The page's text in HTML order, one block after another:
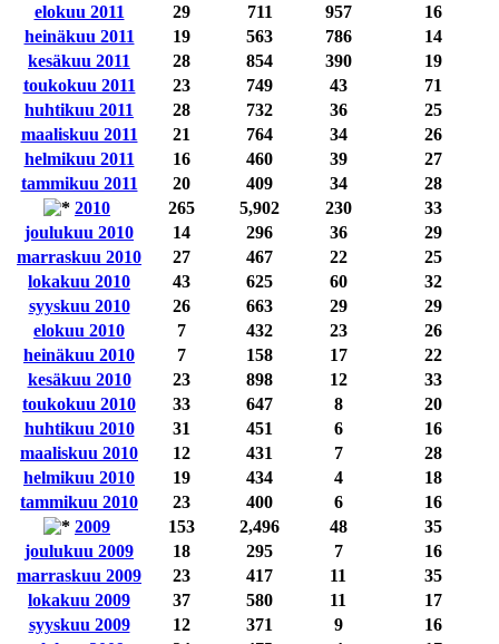
elokuu 2011
29 711 957
16
heinäkuu 2011
19 563 786
14
kesäkuu 2011
28 854 390
19
toukokuu 2011
23 749 43
71
huhtikuu 2011
28 732 36
25
maaliskuu 2011
21 764 34
26
helmikuu 2011
16 460 39
27
tammikuu 2011
20 409 34
28
2010
265 5,902 230
33
joulukuu 2010
14 296 36
29
marraskuu 2010
27 467 22
25
lokakuu 2010
43 625 60
32
syyskuu 2010
26 663 29
29
elokuu 2010
7 432 23
26
heinäkuu 2010
7 158 17
22
kesäkuu 2010
23 898 12
33
toukokuu 2010
33 647 8
20
huhtikuu 2010
31 451 6
16
maaliskuu 2010
12 431 7
28
helmikuu 2010
19 434 4
18
tammikuu 2010
23 400 6
16
2009
153 2,496 48
35
joulukuu 2009
18 295 7
16
marraskuu 2009
23 417 11
35
lokakuu 2009
37 580 11
17
syyskuu 2009
12 371 9
16